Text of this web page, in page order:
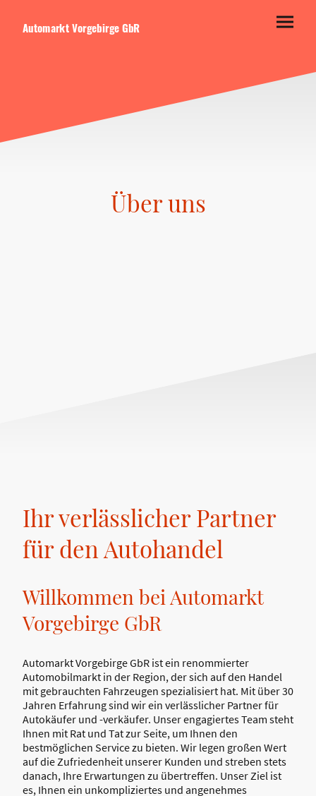
Automarkt Vorgebirge GbR
Über uns
Ihr verlässlicher Partner
für den Autohandel
Willkommen bei Automarkt
Vorgebirge GbR
Automarkt Vorgebirge GbR ist ein renommierter
Automobilmarkt in der Region, der sich auf den Handel
mit gebrauchten Fahrzeugen spezialisiert hat. Mit über 30
Jahren Erfahrung sind wir ein verlässlicher Partner für
Autokäufer und -verkäufer. Unser engagiertes Team steht
Ihnen mit Rat und Tat zur Seite, um Ihnen den
bestmöglichen Service zu bieten. Wir legen großen Wert
auf die Zufriedenheit unserer Kunden und streben stets
danach, Ihre Erwartungen zu übertreffen. Unser Ziel ist
es, Ihnen ein unkompliziertes und angenehmes